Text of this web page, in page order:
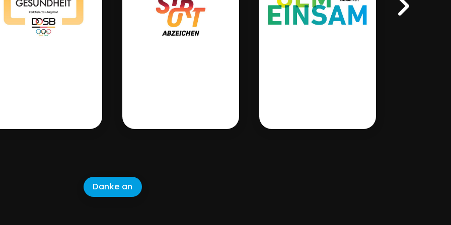
Danke an